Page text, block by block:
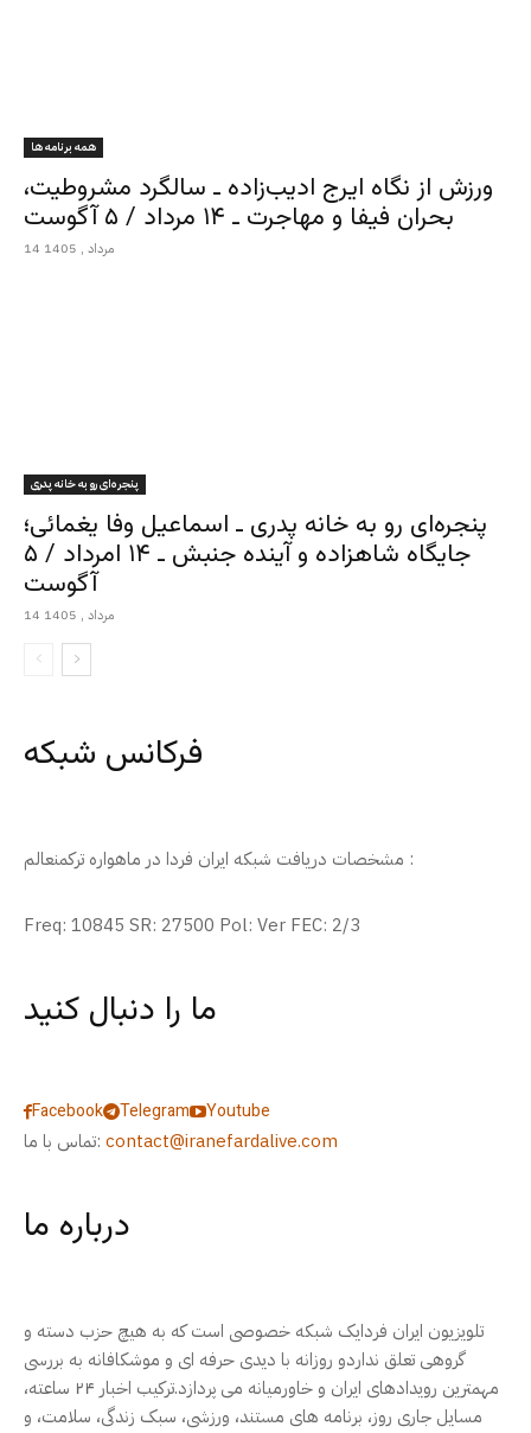
همه برنامه ها
ورزش از نگاه ایرج ادیب‌زاده ـ سالگرد مشروطیت،
بحران فیفا و مهاجرت ـ ۱۴ مرداد / ۵ آگوست
14 مرداد , 1405
پنجره‌ای رو به خانه پدری
پنجره‌ای رو به خانه پدری ـ اسماعیل وفا یغمائی؛
جایگاه شاهزاده و آینده جنبش ـ ۱۴ امرداد / ۵
آگوست
14 مرداد , 1405
فرکانس شبکه
مشخصات دریافت شبکه ایران فردا در ماهواره ترکمنعالم :
Freq: 10845 SR: 27500 Pol: Ver FEC: 2/3
ما را دنبال کنید
Facebook Telegram
Youtube
تماس با ما: contact@iranefardalive.com
درباره ما
تلویزیون ایران فردایک شبکه خصوصی است که به هیچ حزب دسته و
گروهی تعلق نداردو روزانه با دیدی حرفه ای و موشکافانه به بررسی
مهمترین رویدادهای ایران و خاورمیانه می پردازد.ترکیب اخبار ۲۴ ساعته،
مسایل جاری روز، برنامه های مستند، ورزشی، سبک زندگی، سلامت، و